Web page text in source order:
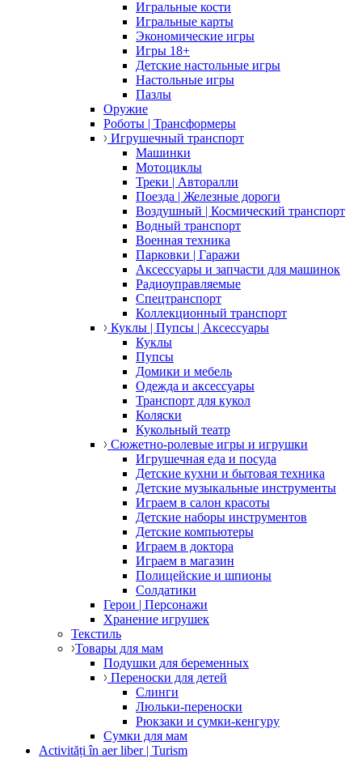
Игральные кости
Игральные карты
Экономические игры
Игры 18+
Детские настольные игры
Настольные игры
Пазлы
Оружие
Роботы | Трансформеры
Игрушечный транспорт
Машинки
Мотоциклы
Треки | Авторалли
Поезда | Железные дороги
Воздушный | Космический транспорт
Водный транспорт
Военная техника
Парковки | Гаражи
Аксессуары и запчасти для машинок
Радиоуправляемые
Спецтранспорт
Коллекционный транспорт
Куклы | Пупсы | Аксессуары
Куклы
Пупсы
Домики и мебель
Одежда и аксессуары
Транспорт для кукол
Коляски
Кукольный театр
Сюжетно-ролевые игры и игрушки
Игрушечная еда и посуда
Детские кухни и бытовая техника
Детские музыкальные инструменты
Играем в салон красоты
Детские наборы инструментов
Детские компьютеры
Играем в доктора
Играем в магазин
Полицейские и шпионы
Солдатики
Герои | Персонажи
Хранение игрушек
Текстиль
Товары для мам
Подушки для беременных
Переноски для детей
Слинги
Люльки-переноски
Рюкзаки и сумки-кенгуру
Сумки для мам
Activități în aer liber | Turism